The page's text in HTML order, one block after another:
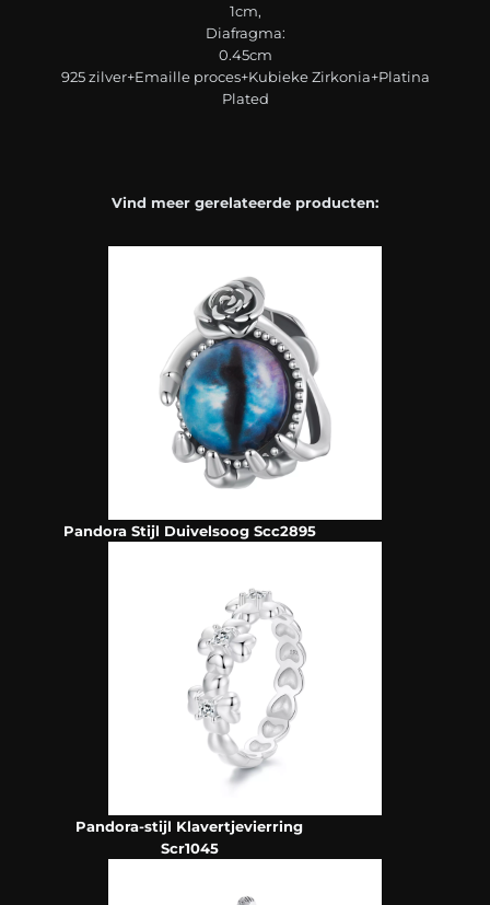
1cm,
Diafragma:
0.45cm
925 zilver+Emaille proces+Kubieke Zirkonia+Platina
Plated
Vind meer gerelateerde producten:
Pandora Stijl Duivelsoog Scc2895
Pandora-stijl Klavertjevierring
Scr1045